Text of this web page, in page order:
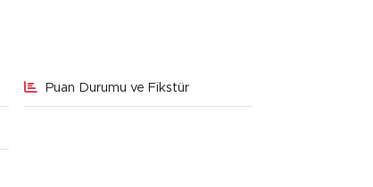
Puan Durumu ve Fikstür